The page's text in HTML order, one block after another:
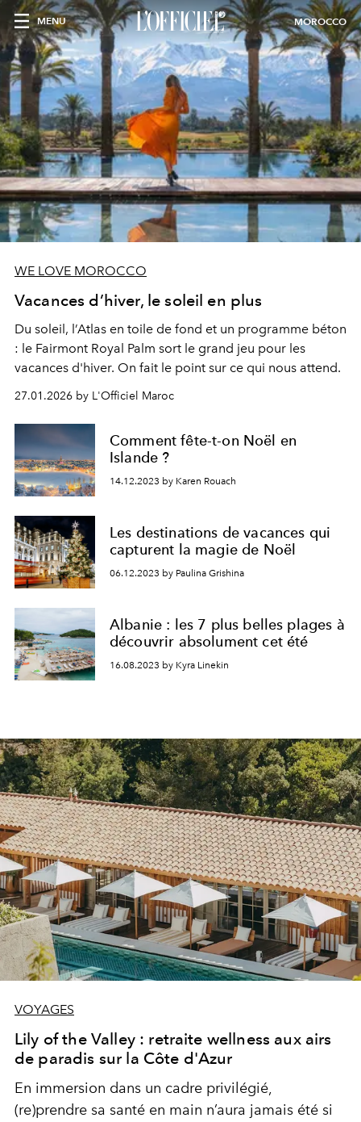
MENU MOROCCO
WE LOVE MOROCCO
Vacances d’hiver, le soleil en plus
Du soleil, l’Atlas en toile de fond et un programme béton
: le Fairmont Royal Palm sort le grand jeu pour les
vacances d'hiver. On fait le point sur ce qui nous attend.
27.01.2026 by L'Officiel Maroc
Comment fête-t-on Noël en
Islande ?
14.12.2023 by Karen Rouach
Les destinations de vacances qui
capturent la magie de Noël
06.12.2023 by Paulina Grishina
Albanie : les 7 plus belles plages à
découvrir absolument cet été
16.08.2023 by Kyra Linekin
VOYAGES
Lily of the Valley : retraite wellness aux airs
de paradis sur la Côte d'Azur
En immersion dans un cadre privilégié,
(re)prendre sa santé en main n’aura jamais été si